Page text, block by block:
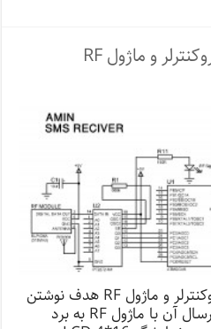
در پروژه ارسال SMS با میکروکنترلر و ماژول RF هدف نوشتن
پیامک با کی پد روی مدار و ارسال آن با ماژول RF به برد